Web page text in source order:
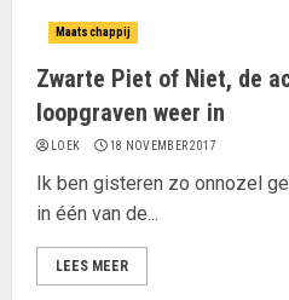
Maatschappij
Zwarte Piet of Niet, de
loopgraven weer in
LOEK 18 NOVEMBER 2017
Ik ben gisteren zo onnozel
in één van de...
LEES MEER